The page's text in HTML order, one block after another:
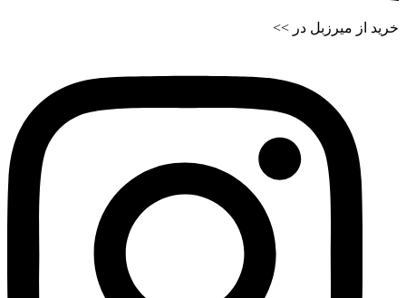
خرید از میرزبل در >>